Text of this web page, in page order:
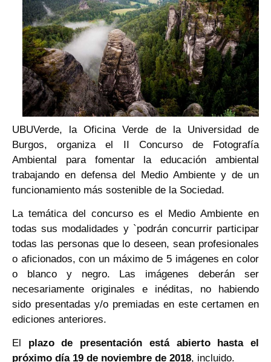
UBUVerde, la Oficina Verde de la Universidad de
Burgos, organiza el II Concurso de Fotografía
Ambiental para fomentar la educación ambiental
trabajando en defensa del Medio Ambiente y de un
funcionamiento más sostenible de la Sociedad.
La temática del concurso es el Medio Ambiente en
todas sus modalidades y `podrán concurrir participar
todas las personas que lo deseen, sean profesionales
o aficionados, con un máximo de 5 imágenes en color
o blanco y negro. Las imágenes deberán ser
necesariamente originales e inéditas, no habiendo
sido presentadas y/o premiadas en este certamen en
ediciones anteriores.
El plazo de presentación está abierto hasta el
próximo día 19 de noviembre de 2018, incluido.